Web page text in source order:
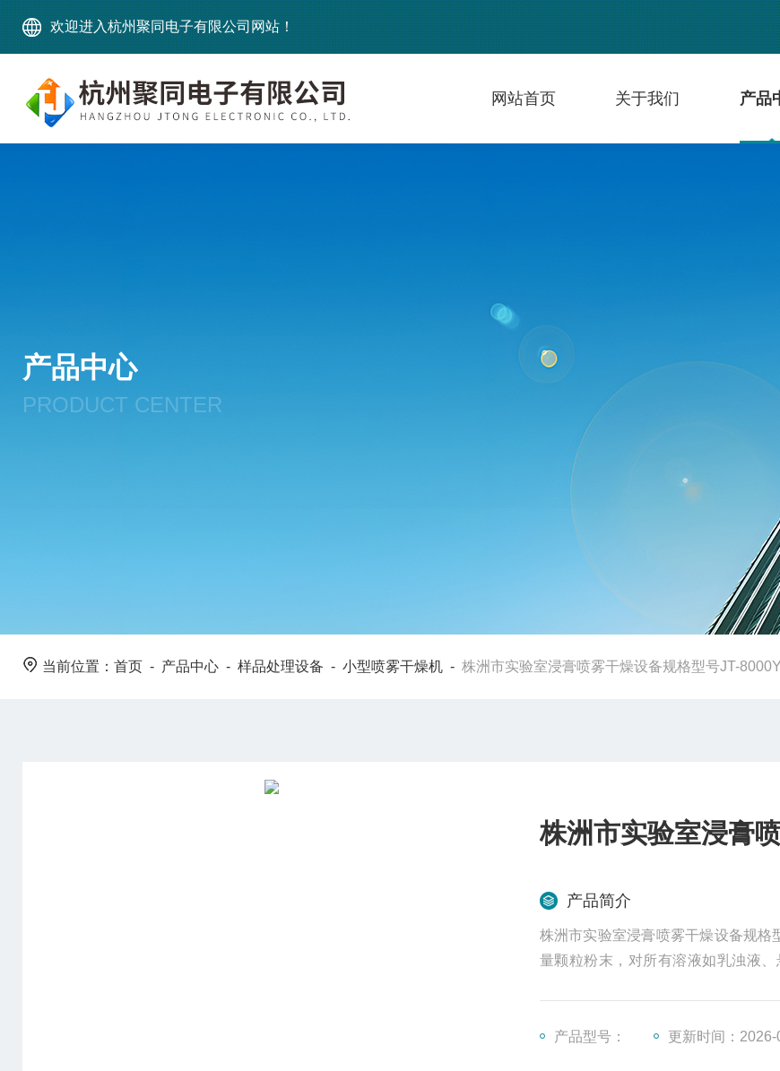
欢迎进入杭州聚同电子有限公司网站！
网站首页 关于我们 产品
产品中心
PRODUCT CENTER
当前位置： 首页 - 产品中心 - 样品处理设备 - 小型喷雾干燥机 - 株洲市实验室浸膏喷雾干燥设备规格型号JT-8000Y
株洲市实验室浸膏
产品简介
株洲市实验室浸膏喷雾干燥设备规
量颗粒粉末，对所有溶液如乳浊液
产品型号：
更新时间：2026-